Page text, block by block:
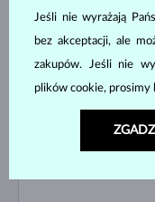
ŻÓŁTE ZŁOTO
Jeśli nie wyrażają
bez akceptacji, ale
zakupów. Jeśli nie
plików cookie, prosimy